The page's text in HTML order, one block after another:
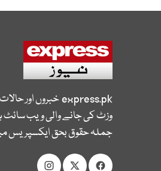
express.pkخبروں اور
وزٹ کی جانے والی ویب سائٹ
جملہ حقوق بحق ایکسپریس